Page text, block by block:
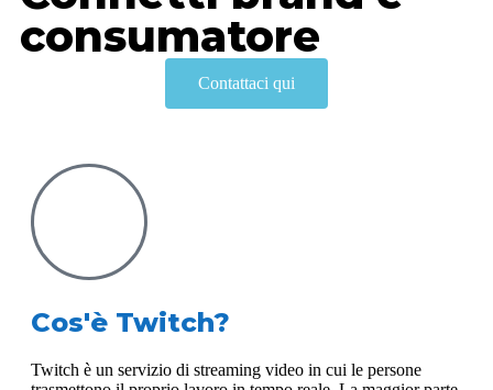
consumatore
Contattaci qui
Cos'è Twitch?
Twitch è un servizio di streaming video in cui le persone